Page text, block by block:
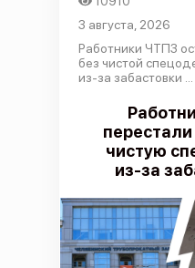
3 августа, 2026
Работники ЧТПЗ
без чистой
из-за забастовки ...
чистую
из-за